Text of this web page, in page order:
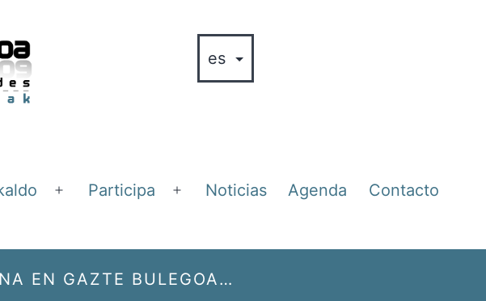
Abrir
menú
Participa
Abrir
menú
Noticias Agenda Contacto
EN GAZTE BULEGOA…